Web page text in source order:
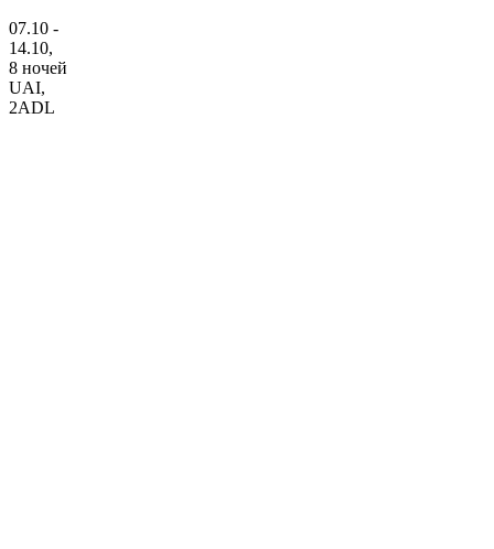
07.10 -
14.10,
8 ночей
UAI,
2ADL